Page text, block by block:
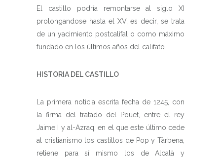
El castillo podría remontarse al siglo XI
prolongandose hasta el XV, es decir, se trata
de un yacimiento postcalifal o como máximo
fundado en los últimos años del califato.
HISTORIA DEL CASTILLO
La primera noticia escrita fecha de 1245, con
la firma del tratado del Pouet, entre el rey
Jaime I y al-Azraq, en el que este último cede
al cristianismo los castillos de Pop y Tàrbena,
retiene para sí mismo los de Alcalà y